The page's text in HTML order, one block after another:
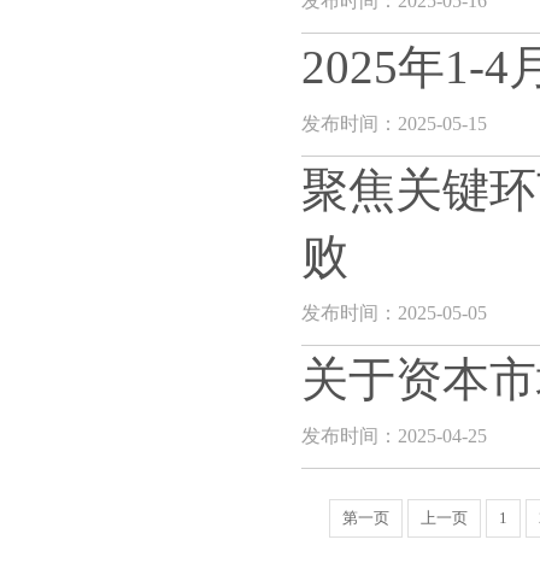
2025年1-4
发布时间：2025-05-15
聚焦关键
败
发布时间：2025-05-05
关于资本
发布时间：2025-04-25
第一页 上一页 1